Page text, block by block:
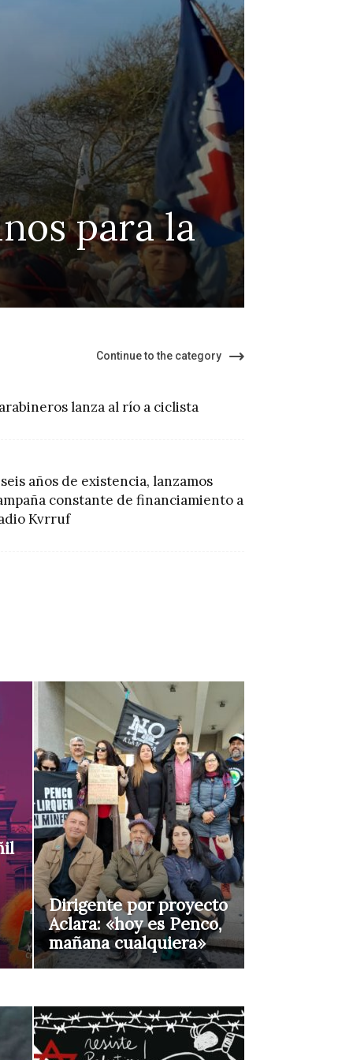
ley de
mes del suicidio
Continue to the category
lanza al río a ciclista
años de existencia, lanzamos
constante de financiamiento a
Kvrruf
Dirigente por proyecto
Aclara: «hoy es Penco,
mañana cualquiera»